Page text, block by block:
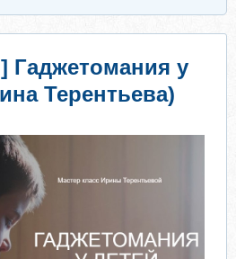
Гаджетомания у
Терентьева)